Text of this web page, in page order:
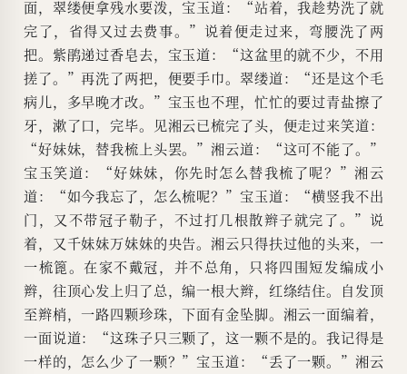
面，翠缕便拿残水要泼，宝玉道：“站着，我趁势洗了就
完了，省得又过去费事。”说着便走过来，弯腰洗了两
把。紫鹃递过香皂去，宝玉道：“这盆里的就不少，不用
搓了。”再洗了两把，便要手巾。翠缕道：“还是这个毛
病儿，多早晚才改。”宝玉也不理，忙忙的要过青盐擦了
牙，漱了口，完毕。见湘云已梳完了头，便走过来笑道：
“好妹妹，替我梳上头罢。”湘云道：“这可不能了。”
宝玉笑道：“好妹妹，你先时怎么替我梳了呢？”湘云
道：“如今我忘了，怎么梳呢？”宝玉道：“横竖我不出
门，又不带冠子勒子，不过打几根散辫子就完了。”说
着，又千妹妹万妹妹的央告。湘云只得扶过他的头来，一
一梳篦。在家不戴冠，并不总角，只将四围短发编成小
辫，往顶心发上归了总，编一根大辫，红绦结住。自发顶
至辫梢，一路四颗珍珠，下面有金坠脚。湘云一面编着，
一面说道：“这珠子只三颗了，这一颗不是的。我记得是
一样的，怎么少了一颗？”宝玉道：“丢了一颗。”湘云